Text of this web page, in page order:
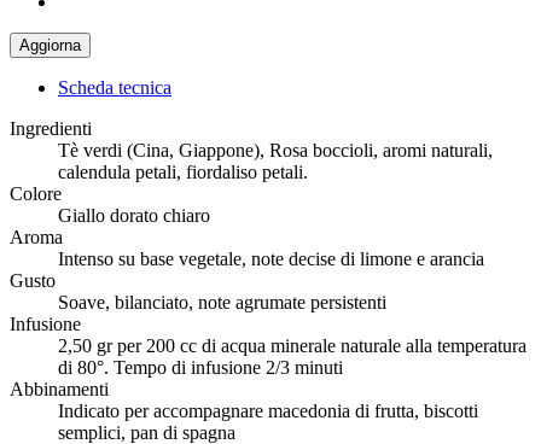
Scheda tecnica
Ingredienti
Tè verdi (Cina, Giappone), Rosa boccioli, aromi naturali,
calendula petali, fiordaliso petali.
Colore
Giallo dorato chiaro
Aroma
Intenso su base vegetale, note decise di limone e arancia
Gusto
Soave, bilanciato, note agrumate persistenti
Infusione
2,50 gr per 200 cc di acqua minerale naturale alla temperatura
di 80°. Tempo di infusione 2/3 minuti
Abbinamenti
Indicato per accompagnare macedonia di frutta, biscotti
semplici, pan di spagna